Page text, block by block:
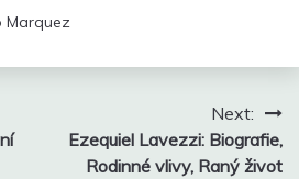
Marquez
Next:
Ezequiel Lavezzi: Biografie,
Rodinné vlivy, Raný život